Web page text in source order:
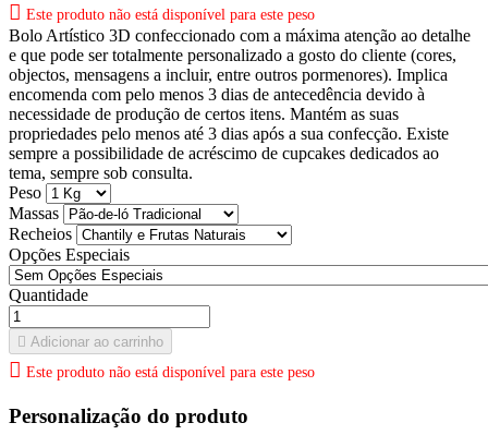
 Este produto não está disponível para este peso
Bolo Artístico 3D confeccionado com a máxima atenção ao detalhe
e que pode ser totalmente personalizado a gosto do cliente (cores,
objectos, mensagens a incluir, entre outros pormenores). Implica
encomenda com pelo menos 3 dias de antecedência devido à
necessidade de produção de certos itens. Mantém as suas
propriedades pelo menos até 3 dias após a sua confecção. Existe
sempre a possibilidade de acréscimo de cupcakes dedicados ao
tema, sempre sob consulta.
Peso
Massas
Recheios
Opções Especiais
Quantidade
 Adicionar ao carrinho
 Este produto não está disponível para este peso
Personalização do produto